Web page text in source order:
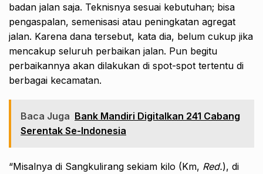
badan jalan saja. Teknisnya sesuai kebutuhan; bisa
pengaspalan, semenisasi atau peningkatan agregat
jalan. Karena dana tersebut, kata dia, belum cukup jika
mencakup seluruh perbaikan jalan. Pun begitu
perbaikannya akan dilakukan di spot-spot tertentu di
berbagai kecamatan.
Baca Juga Bank Mandiri Digitalkan 241 Cabang
Serentak Se-Indonesia
“Misalnya di Sangkulirang sekiam kilo (Km, Red.), di